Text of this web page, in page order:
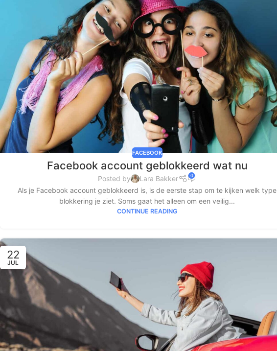
FACEBOOK
Facebook account geblokkeerd wat nu
Posted by Lara Bakker 0
Als je Facebook account geblokkeerd is, is de eerste stap om te kijken welk type
blokkering je ziet. Soms gaat het alleen om een veilig...
CONTINUE READING
22
JUL